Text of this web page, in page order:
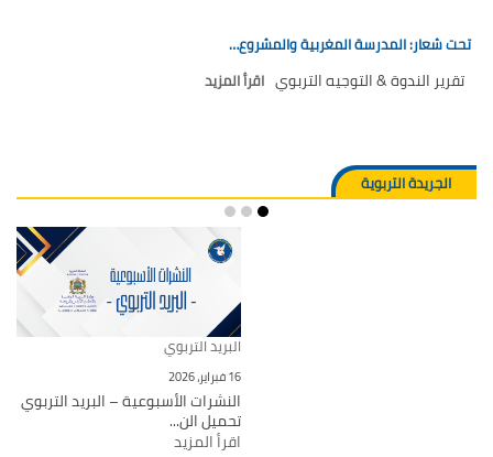
تحت شعار: المدرسة المغربية والمشروع…
تقرير الندوة & التوجيه التربوي اقرأ المزيد
الجريدة التربوية
البريد التربوي
16 فبراير، 2026
النشرات الأسبوعية – البريد التربوي
تحميل الن...
اقرأ المزيد